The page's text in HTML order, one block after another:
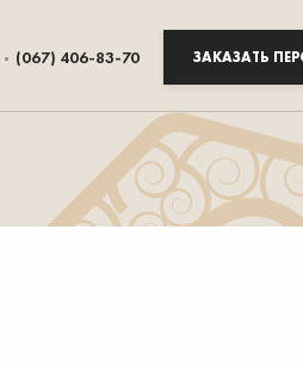
(067) 406-83-70 ЗАКАЗАТЬ